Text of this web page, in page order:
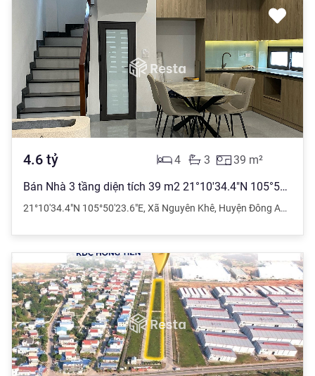
4.6 tỷ 39 m²
3
4
Bán Nhà 3 tầng diện tích 39 m2 21°10'34.4"N 105°50'23.6"E, Xã Nguyên Khê giá 4.6 tỷ đồng
21°10'34.4"N 105°50'23.6"E, Xã Nguyên Khê, Huyện Đông Anh